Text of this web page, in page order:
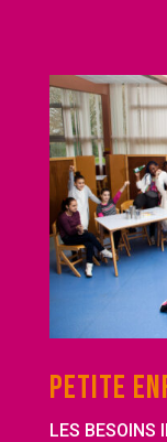
PETITE
LES BESOINS